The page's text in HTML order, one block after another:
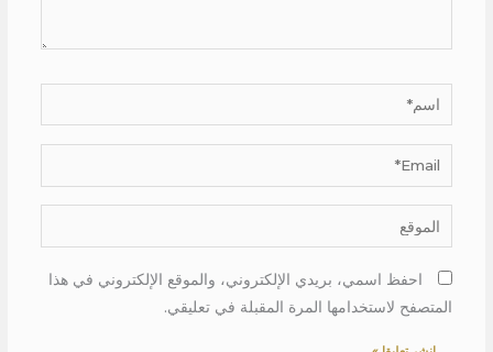
اسم*
Email*
الموقع
احفظ اسمي، بريدي الإلكتروني، والموقع الإلكتروني في هذا
المتصفح لاستخدامها المرة المقبلة في تعليقي.